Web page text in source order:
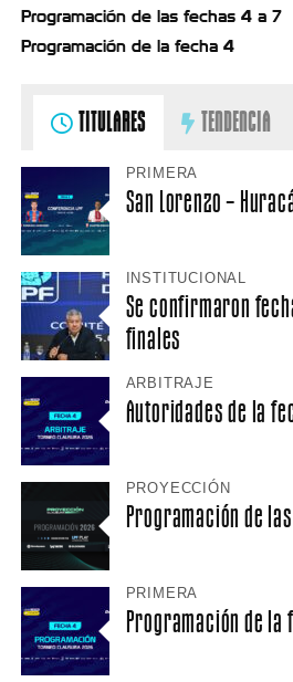
Programación de las fechas 4 a 7
Programación de la fecha 4
TITULARES TENDENCIA
PRIMERA
San Lorenzo –
INSTITUCIONAL
Se confirmaron
finales
ARBITRAJE
Autoridades de la
PROYECCIÓN
Programación de
PRIMERA
Programación de la